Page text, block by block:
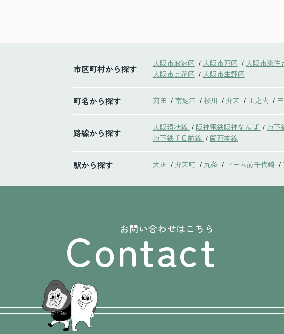
市区町村から探す 大阪市浪速区 / 大阪市西区 / 大阪市東住
大阪市此花区 / 大阪市生野区
町名から探す 苅田 / 南堀江 / 桜川 / 弁天 / 山之内 /
路線から探す 大阪環状線 / 阪神電鉄阪神なんば / 地下
地下鉄千日前線 / 関西本線
駅から探す 大正 / 弁天町 / 九条 / ドーム前千代崎 /
お問い合わせはこちら
Contact